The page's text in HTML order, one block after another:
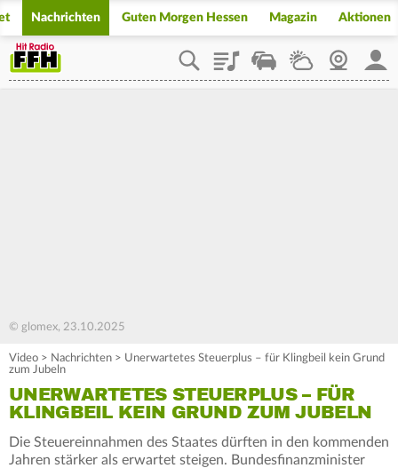
Nachrichten Guten Morgen Hessen Magazin Aktionen
PlaylistStaupilotWetterWebcam
© glomex, 23.10.2025
Video > Nachrichten > Unerwartetes Steuerplus – für Klingbeil kein Grund
zum Jubeln
UNERWARTETES STEUERPLUS – FÜR
KLINGBEIL KEIN GRUND ZUM JUBELN
Die Steuereinnahmen des Staates dürften in den kommenden
Jahren stärker als erwartet steigen. Bundesfinanzminister